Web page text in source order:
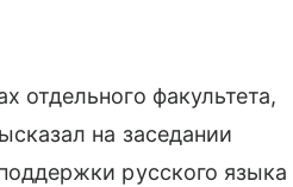
отдельного факультета,
на заседании
русского языка